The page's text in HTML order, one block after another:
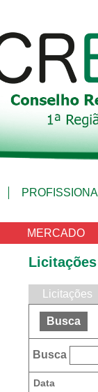
MERCADO
Licitações
Licitações
Busca
Busca
Data